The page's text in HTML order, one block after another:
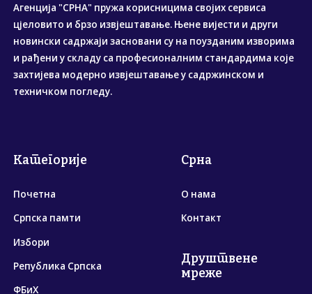
Агенција "СРНА" пружа корисницима својих сервиса
цјеловито и брзо извјештавање. Њене вијести и други
новински садржаји засновани су на поузданим изворима
и рађени у складу са професионалним стандардима које
захтијева модерно извјештавање у садржинском и
техничком погледу.
Категорије
Почетна
Српска памти
Избори
Република Српска
ФБиХ
Срна
О нама
Контакт
Друштвене
мреже